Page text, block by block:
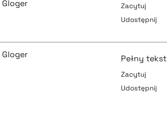
Zacytuj
Udostępnij
Pełny tekst
Zacytuj
Udostępnij